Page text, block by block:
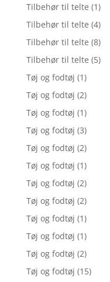
Tilbehør til telte (1)
Tilbehør til telte (4)
Tilbehør til telte (8)
Tilbehør til telte (5)
Tøj og fodtøj (1)
Tøj og fodtøj (2)
Tøj og fodtøj (1)
Tøj og fodtøj (3)
Tøj og fodtøj (2)
Tøj og fodtøj (1)
Tøj og fodtøj (2)
Tøj og fodtøj (2)
Tøj og fodtøj (1)
Tøj og fodtøj (1)
Tøj og fodtøj (2)
Tøj og fodtøj (15)